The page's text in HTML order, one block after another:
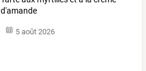
d'amande
5 août 2026